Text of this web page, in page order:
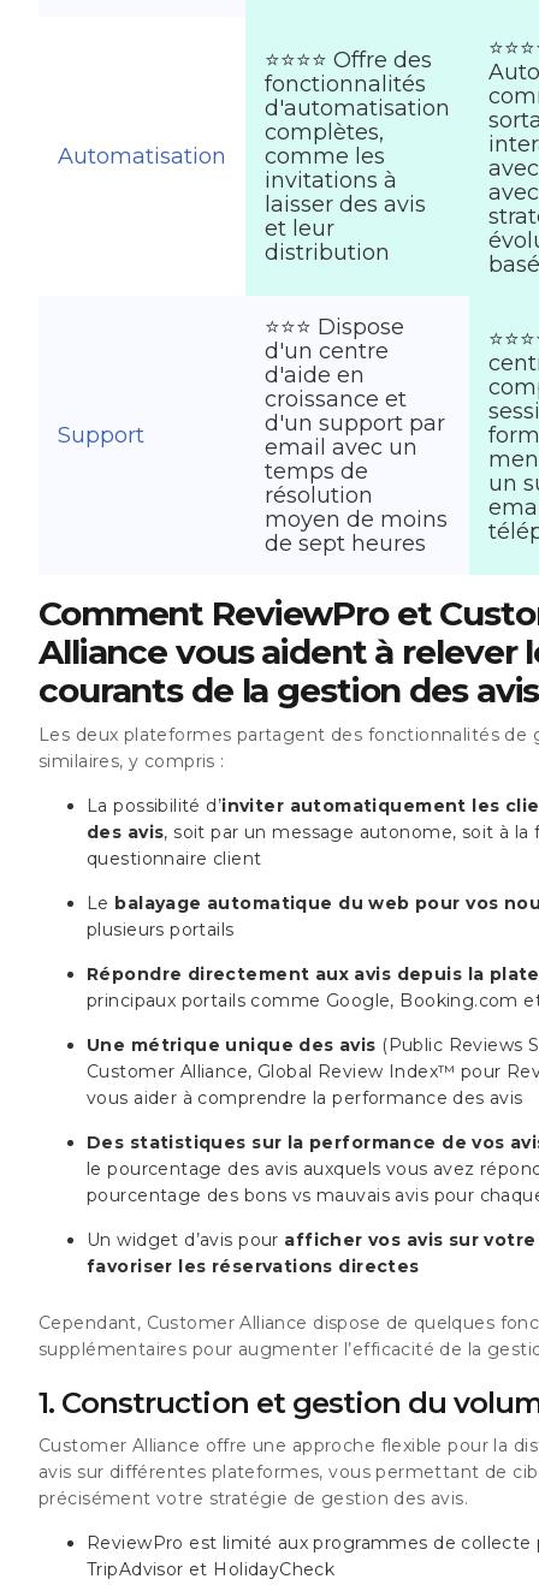
Automatisation
⭐⭐⭐⭐ Offre des
fonctionnalités
d'automatisation
complètes,
comme les
invitations à
laisser des avis
et leur
distribution
Support
⭐⭐⭐ Dispose
d'un centre
d'aide en
croissance et
d'un support par
email avec un
temps de
résolution
moyen de moins
de sept heures
un
Comment ReviewPro et
Alliance vous aident à relever
courants de la gestion des avis
Les deux plateformes partagent des fonctionnalités de
similaires, y compris :
La possibilité d’inviter automatiquement les
des avis, soit par un message autonome, soit à la
questionnaire client
Le balayage automatique du web pour vos
plusieurs portails
Répondre directement aux avis depuis la
principaux portails comme Google, Booking.com
Une métrique unique des avis (Public Reviews
Customer Alliance, Global Review Index™️ pour
vous aider à comprendre la performance des avis
Des statistiques sur la performance de vos
le pourcentage des avis auxquels vous avez
pourcentage des bons vs mauvais avis pour
Un widget d’avis pour afficher vos avis sur
favoriser les réservations directes
Cependant, Customer Alliance dispose de quelques
supplémentaires pour augmenter l’efficacité de la
1. Construction et gestion du
Customer Alliance offre une approche flexible pour la
avis sur différentes plateformes, vous permettant de
précisément votre stratégie de gestion des avis.
ReviewPro est limité aux programmes de collecte
TripAdvisor et HolidayCheck